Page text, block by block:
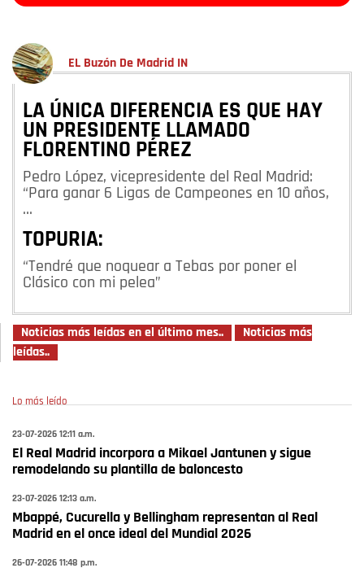
EL Buzón De Madrid IN
LA ÚNICA DIFERENCIA ES QUE HAY
UN PRESIDENTE LLAMADO
FLORENTINO PÉREZ
Pedro López, vicepresidente del Real Madrid:
“Para ganar 6 Ligas de Campeones en 10 años,
…
TOPURIA:
“Tendré que noquear a Tebas por poner el
Clásico con mi pelea”
Noticias más leídas en el último mes..
Noticias más
leídas..
Lo más leído
23-07-2026 12:11 a.m.
El Real Madrid incorpora a Mikael Jantunen y sigue
remodelando su plantilla de baloncesto
23-07-2026 12:13 a.m.
Mbappé, Cucurella y Bellingham representan al Real
Madrid en el once ideal del Mundial 2026
26-07-2026 11:48 p.m.